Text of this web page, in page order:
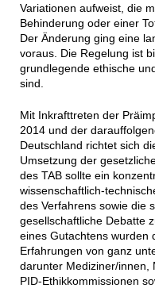
Variationen aufweist, die
Behinderung oder einer
Der Änderung ging eine
voraus. Die Regelung ist
grundlegende ethische
sind.
Mit Inkrafttreten der
2014 und der
Deutschland richtet sich
Umsetzung der
des TAB sollte ein
wissenschaftlich-
des Verfahrens sowie die
gesellschaftliche Debatte
eines Gutachtens wurden
Erfahrungen von ganz
darunter Mediziner/innen,
PID-Ethikkommissionen